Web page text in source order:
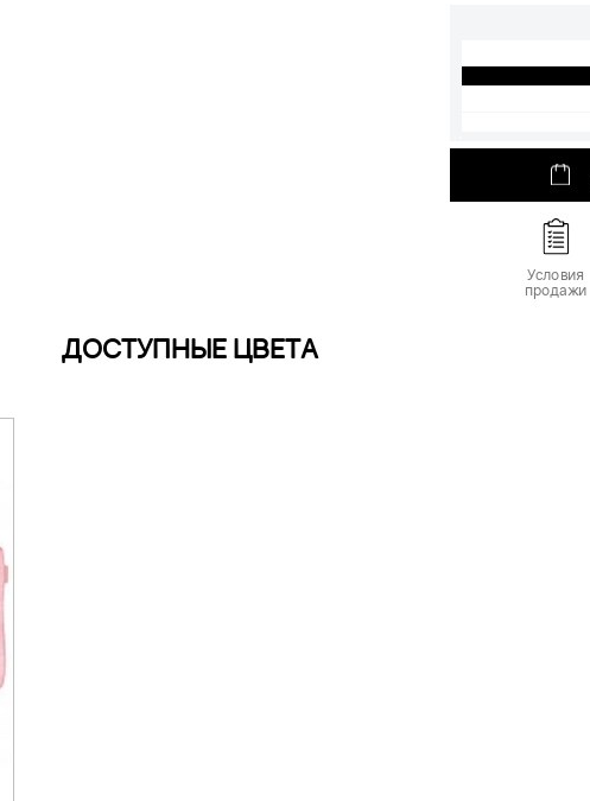
Условия
продажи
ДОСТУПНЫЕ ЦВЕТА